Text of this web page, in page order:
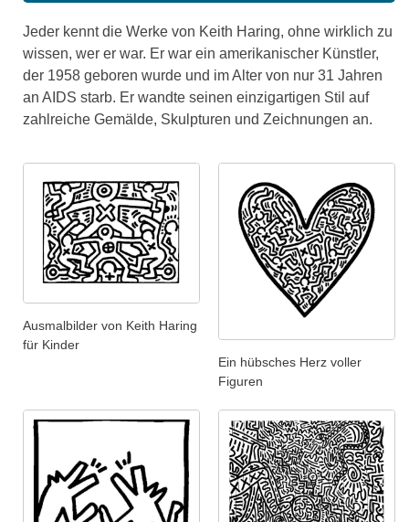
Jeder kennt die Werke von Keith Haring, ohne wirklich zu
wissen, wer er war. Er war ein amerikanischer Künstler,
der 1958 geboren wurde und im Alter von nur 31 Jahren
an AIDS starb. Er wandte seinen einzigartigen Stil auf
zahlreiche Gemälde, Skulpturen und Zeichnungen an.
Ausmalbilder von Keith Haring
für Kinder
Ein hübsches Herz voller
Figuren